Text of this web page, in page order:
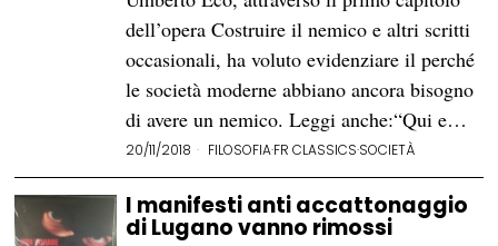
dell’opera Costruire il nemico e altri scritti
occasionali, ha voluto evidenziare il perché
le società moderne abbiano ancora bisogno
di avere un nemico. Leggi anche:“Qui e…
20/11/2018 FILOSOFIA·FR CLASSICS·SOCIETÀ
I manifesti anti accattonaggio
di Lugano vanno rimossi